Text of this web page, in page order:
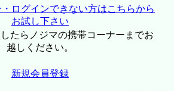
ログインできない方はこちらから
お試し下さい
たらノジマの携帯コーナーまでお
越しください。
新規会員登録